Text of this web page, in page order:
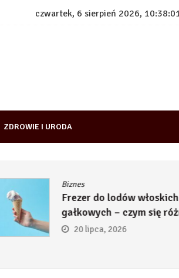
czwartek, 6 sierpień 2026,
ZDROWIE I URODA
Biznes
Frezer do lodów
gałkowych – czym się
20 lipca, 2026